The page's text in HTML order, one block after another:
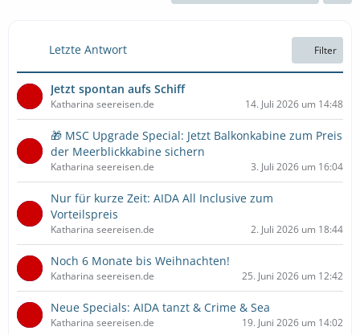
Letzte Antwort Filter
Jetzt spontan aufs Schiff
Katharina seereisen.de 14. Juli 2026 um 14:48
🎁 MSC Upgrade Special: Jetzt Balkonkabine zum Preis
der Meerblickkabine sichern
Katharina seereisen.de 3. Juli 2026 um 16:04
Nur für kurze Zeit: AIDA All Inclusive zum
Vorteilspreis
Katharina seereisen.de 2. Juli 2026 um 18:44
Noch 6 Monate bis Weihnachten!
Katharina seereisen.de 25. Juni 2026 um 12:42
Neue Specials: AIDA tanzt & Crime & Sea
Katharina seereisen.de 19. Juni 2026 um 14:02